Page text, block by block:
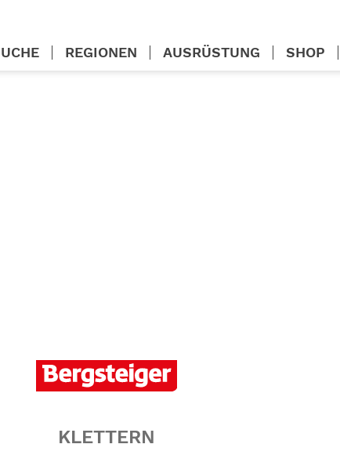
KLETTERN
REGIONEN AUSRÜSTUNG SHOP